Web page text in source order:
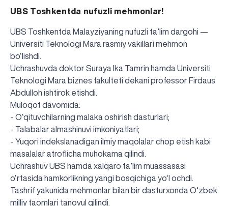
UBS Toshkentda nufuzli mehmonlar!
UBS Toshkentda Malayziyaning nufuzli ta’lim dargohi —
Universiti Teknologi Mara rasmiy vakillari mehmon
bo‘lishdi.
Uchrashuvda doktor Suraya Ika Tamrin hamda Universiti
Teknologi Mara biznes fakulteti dekani professor Firdaus
Abdulloh ishtirok etishdi.
Muloqot davomida:
- O‘qituvchilarning malaka oshirish dasturlari;
- Talabalar almashinuvi imkoniyatlari;
- Yuqori indekslanadigan ilmiy maqolalar chop etish kabi
masalalar atroflicha muhokama qilindi.
Uchrashuv UBS hamda xalqaro ta’lim muassasasi
o‘rtasida hamkorlikning yangi bosqichiga yo‘l ochdi.
Tashrif yakunida mehmonlar bilan bir dasturxonda O‘zbek
milliy taomlari tanovul qilindi.
UBS professori "Yangi O‘zbekiston yosh olimlari"
Sevimli "UBS xabarnomasi" gazetamizning yangi soni
UBS va bitiruvchi talabalar viloyat hokimligi tomonidan
Til oʻrganishda Ovropacha aytganda "level up" qilishni
Inson kapitaliga yo‘naltirilgan investitsiya — Yangi